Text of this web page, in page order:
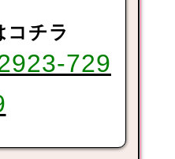
コチラ
729